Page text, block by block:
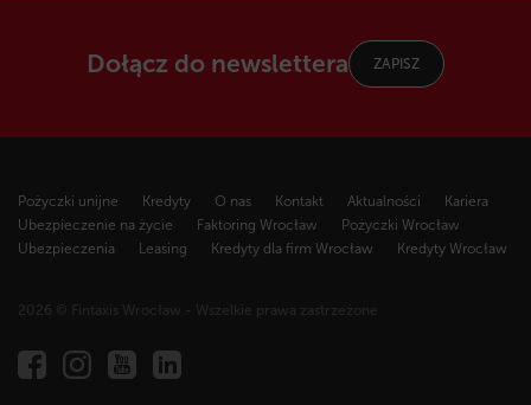
Dołącz do newslettera ZAPISZ
Pożyczki unijne Kredyty O nas Kontakt Aktualności
Kariera
Ubezpieczenie na życie
Faktoring Wrocław
Pożyczki Wrocław
Ubezpieczenia
Leasing Kredyty dla firm Wrocław Kredyty Wrocław
2026 © Fintaxis Wrocław - Wszelkie prawa zastrzeżone